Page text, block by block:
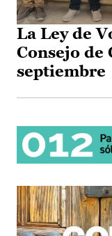
La Ley de
Consejo de
septiembre